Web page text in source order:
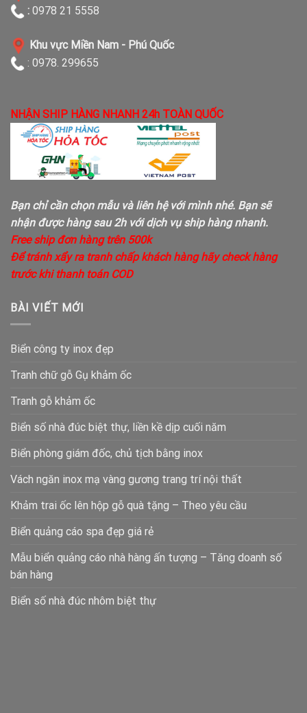
: 0978 21 5558
Khu vực Miền Nam - Phú Quốc
: 0978. 299655
NHẬN SHIP HÀNG NHANH 24h TOÀN QUỐC
Bạn chỉ cần chọn mẫu và liên hệ với mình nhé. Bạn sẽ
nhận được hàng sau 2h với dịch vụ ship hàng nhanh.
Free ship đơn hàng trên 500k
Để tránh xẩy ra tranh chấp khách hàng hãy check hàng
trước khi thanh toán COD
BÀI VIẾT MỚI
Biển công ty inox đẹp
Tranh chữ gỗ Gụ khảm ốc
Tranh gỗ khảm ốc
Biển số nhà đúc biệt thự, liền kề dịp cuối năm
Biển phòng giám đốc, chủ tịch bằng inox
Vách ngăn inox mạ vàng gương trang trí nội thất
Khảm trai ốc lên hộp gỗ quà tặng – Theo yêu cầu
Biển quảng cáo spa đẹp giá rẻ
Mẫu biển quảng cáo nhà hàng ấn tượng – Tăng doanh số
bán hàng
Biển số nhà đúc nhôm biệt thự